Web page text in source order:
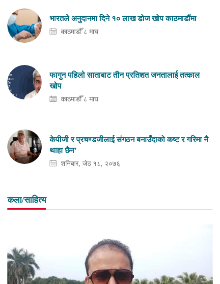
भारतले अनुदानमा दिने १० लाख डोज खोप काठमाडौंमा
काठमाडौँ ८ माघ
फागुन पहिलो साताबाट तीन प्रतिशत जनतालाई तत्काल
खोप
काठमाडौँ ८ माघ
केपीजी र प्रचण्डजीलाई संगठन बनाउँदाको कष्ट र गरिमा नै
थाहा छैन’
शनिबार, जेठ १८, २०७६
कला/साहित्य